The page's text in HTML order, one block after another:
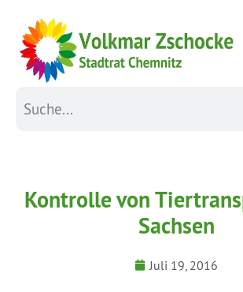
Kontrolle von
Sachsen
Juli 19, 2016